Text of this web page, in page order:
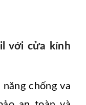
với cửa kính
chống va